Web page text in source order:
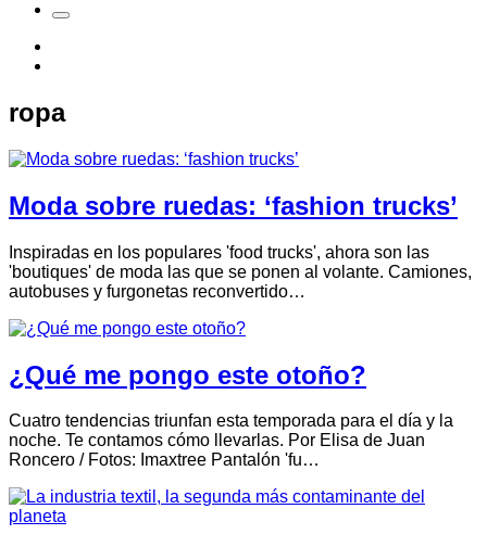
ropa
Moda sobre ruedas: ‘fashion trucks’
Inspiradas en los populares 'food trucks', ahora son las
'boutiques' de moda las que se ponen al volante. Camiones,
autobuses y furgonetas reconvertido…
¿Qué me pongo este otoño?
Cuatro tendencias triunfan esta temporada para el día y la
noche. Te contamos cómo llevarlas. Por Elisa de Juan
Roncero / Fotos: Imaxtree Pantalón 'fu…